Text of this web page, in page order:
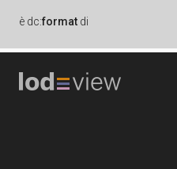
è dc:format di